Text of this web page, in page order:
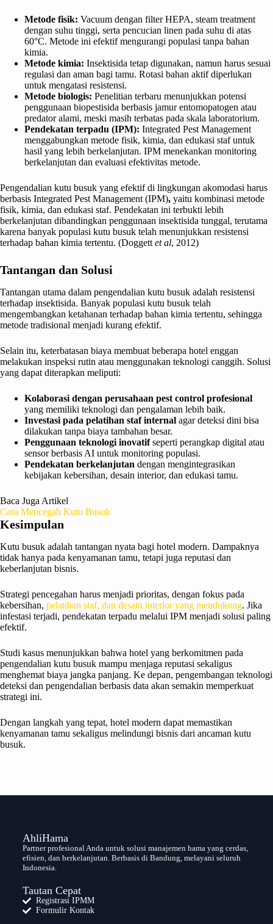
Metode fisik: Vacuum dengan filter HEPA, steam treatment
dengan suhu tinggi, serta pencucian linen pada suhu di atas
60°C. Metode ini efektif mengurangi populasi tanpa bahan
kimia.
Metode kimia: Insektisida tetap digunakan, namun harus sesuai
regulasi dan aman bagi tamu. Rotasi bahan aktif diperlukan
untuk mengatasi resistensi.
Metode biologis: Penelitian terbaru menunjukkan potensi
penggunaan biopestisida berbasis jamur entomopatogen atau
predator alami, meski masih terbatas pada skala laboratorium.
Pendekatan terpadu (IPM): Integrated Pest Management
menggabungkan metode fisik, kimia, dan edukasi staf untuk
hasil yang lebih berkelanjutan. IPM menekankan monitoring
berkelanjutan dan evaluasi efektivitas metode.
Pengendalian kutu busuk yang efektif di lingkungan akomodasi harus
berbasis Integrated Pest Management (IPM), yaitu kombinasi metode
fisik, kimia, dan edukasi staf. Pendekatan ini terbukti lebih
berkelanjutan dibandingkan penggunaan insektisida tunggal, terutama
karena banyak populasi kutu busuk telah menunjukkan resistensi
terhadap bahan kimia tertentu. (Doggett et al, 2012)
Tantangan dan Solusi
Tantangan utama dalam pengendalian kutu busuk adalah resistensi
terhadap insektisida. Banyak populasi kutu busuk telah
mengembangkan ketahanan terhadap bahan kimia tertentu, sehingga
metode tradisional menjadi kurang efektif.
Selain itu, keterbatasan biaya membuat beberapa hotel enggan
melakukan inspeksi rutin atau menggunakan teknologi canggih. Solusi
yang dapat diterapkan meliputi:
Kolaborasi dengan perusahaan pest control profesional
yang memiliki teknologi dan pengalaman lebih baik.
Investasi pada pelatihan staf internal agar deteksi dini bisa
dilakukan tanpa biaya tambahan besar.
Penggunaan teknologi inovatifseperti perangkap digital atau
sensor berbasis AI untuk monitoring populasi.
Pendekatan berkelanjutan dengan mengintegrasikan
kebijakan kebersihan, desain interior, dan edukasi tamu.
Baca Juga Artikel
Cara Mencegah Kutu Busuk
Kesimpulan
Kutu busuk adalah tantangan nyata bagi hotel modern. Dampaknya
tidak hanya pada kenyamanan tamu, tetapi juga reputasi dan
keberlanjutan bisnis.
Strategi pencegahan harus menjadi prioritas, dengan fokus pada
kebersihan, pelatihan staf, dan desain interior yang mendukung. Jika
infestasi terjadi, pendekatan terpadu melalui IPM menjadi solusi paling
efektif.
Studi kasus menunjukkan bahwa hotel yang berkomitmen pada
pengendalian kutu busuk mampu menjaga reputasi sekaligus
menghemat biaya jangka panjang. Ke depan, pengembangan teknologi
deteksi dan pengendalian berbasis data akan semakin memperkuat
strategi ini.
Dengan langkah yang tepat, hotel modern dapat memastikan
kenyamanan tamu sekaligus melindungi bisnis dari ancaman kutu
busuk.
AhliHama
Partner profesional Anda untuk solusi manajemen hama yang cerdas,
efisien, dan berkelanjutan. Berbasis di Bandung, melayani seluruh
Indonesia.
Tautan Cepat
Registrasi IPMM
Formulir Kontak